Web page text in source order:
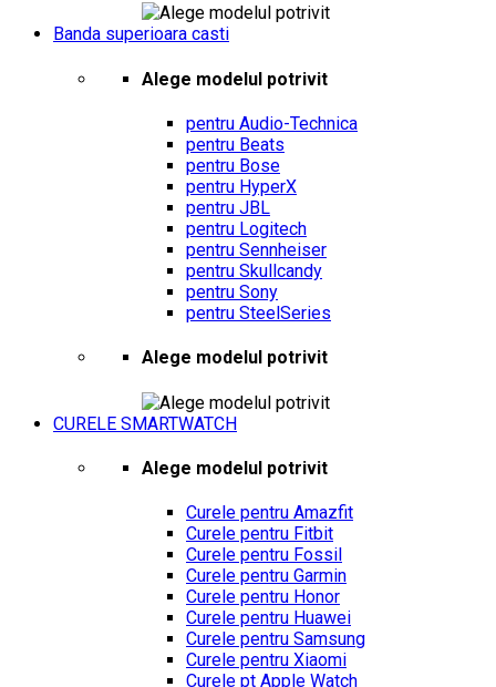
Banda superioara casti
Alege modelul potrivit
pentru Audio-Technica
pentru Beats
pentru Bose
pentru HyperX
pentru JBL
pentru Logitech
pentru Sennheiser
pentru Skullcandy
pentru Sony
pentru SteelSeries
Alege modelul potrivit
CURELE SMARTWATCH
Alege modelul potrivit
Curele pentru Amazfit
Curele pentru Fitbit
Curele pentru Fossil
Curele pentru Garmin
Curele pentru Honor
Curele pentru Huawei
Curele pentru Samsung
Curele pentru Xiaomi
Curele pt Apple Watch